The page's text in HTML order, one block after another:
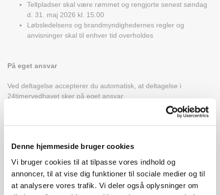
Denne hjemmeside bruger cookies
Vi bruger cookies til at tilpasse vores indhold og
annoncer, til at vise dig funktioner til sociale medier og til
at analysere vores trafik. Vi deler også oplysninger om
Teltpladser skal være rømmet og rengjorte senest søndag
d. 31. maj 2026 kl. 15:00
Løbsledelsens og brandmyndighedernes regler og
anvisninger skal til enhver tid overholdes
På eget ansvar
Ved deltagelse accepterer du automatisk, at deltagelse i
24timervedhavet sker på eget ansvar.
Reklame
Holdene har lov til at opstille skilte med holdnavn/firmanavn.
eller ydelser i hele telt- og løbsområdet, med mindre løbsledelsen
har givet tilladelse hertil.